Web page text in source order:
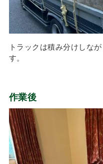
トラックは積み分けしな
す。
作業後